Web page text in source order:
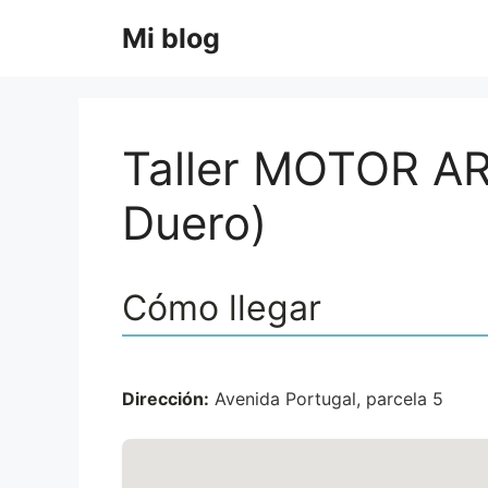
Mi blog
Taller MOTOR
Duero)
Cómo llegar
Dirección: Avenida Portugal, parcela 5